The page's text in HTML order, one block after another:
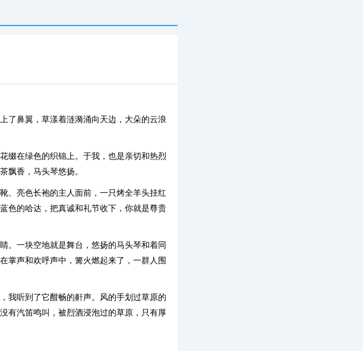
了鼻翼，草漾着涟漪涌向天边，大朵的云浪
缀在绿色的织锦上。于我，也是亲切和热烈
飘香，马头琴悠扬。
、亮色长袍的主人面前，一只烤全羊头挂红
色的哈达，把真诚和礼节收下，你就是尊贵
。一块空地就是舞台，悠扬的马头琴和着同
掌声和欢呼声中，篝火燃起来了，一群人围
我听到了它酣畅的鼾声。风的手划过草原的
有汽笛鸣叫，被烈酒浸泡过的草原，只有厚